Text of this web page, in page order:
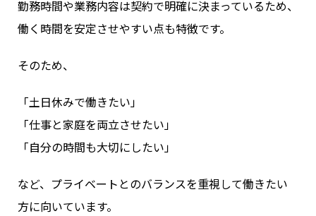
勤務時間や業務内容は契約で明確に決まっているため、
働く時間を安定させやすい点も特徴です。
そのため、
「土日休みで働きたい」
「仕事と家庭を両立させたい」
「自分の時間も大切にしたい」
など、プライベートとのバランスを重視して働きたい
方に向いています。